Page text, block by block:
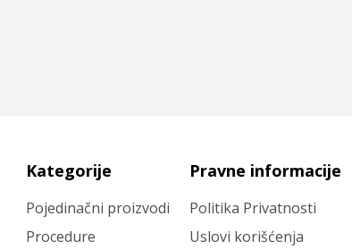
Kategorije
Pojedinačni proizvodi
Procedure
Pravne informacije
Politika Privatnosti
Uslovi korišćenja